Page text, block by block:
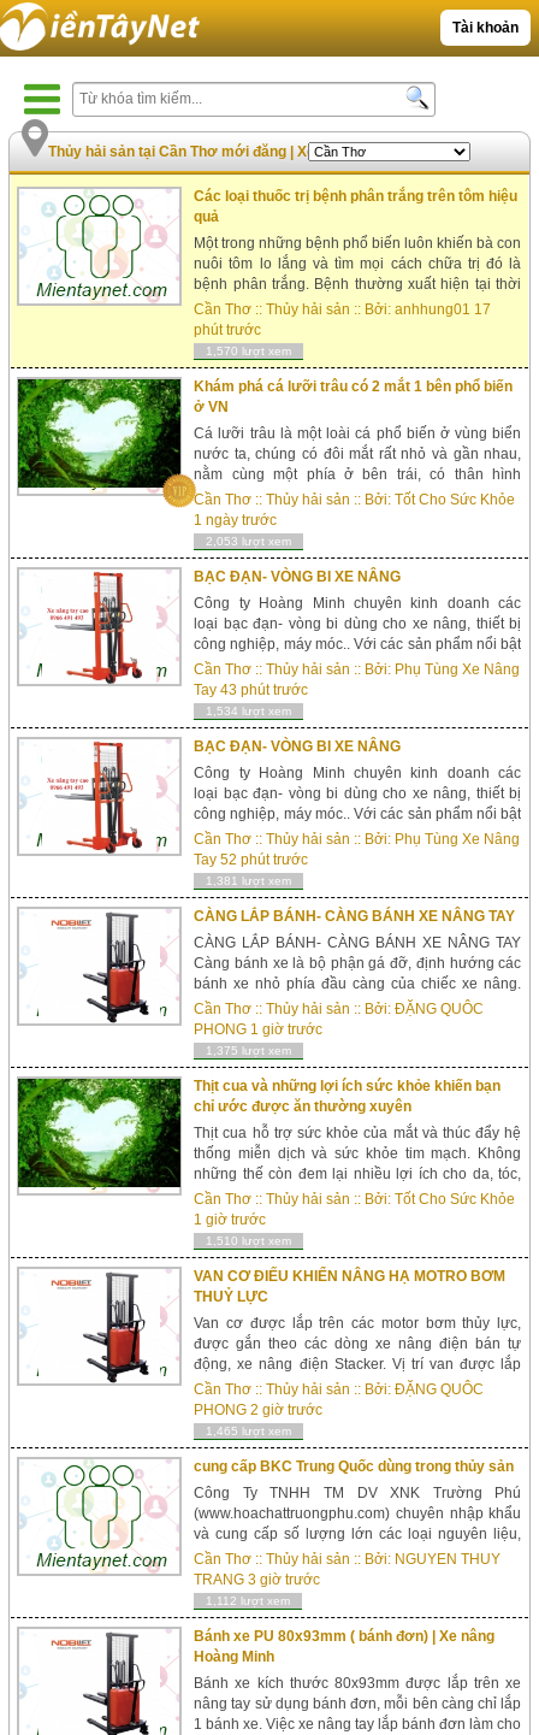
Tài khoản
Thủy hải sản tại Cần Thơ mới đăng |Xem nhiều nhất
Các loại thuốc trị bệnh phân trắng trên tôm hiệu
quả
Một trong những bệnh phổ biến luôn khiến bà con
nuôi tôm lo lắng và tìm mọi cách chữa trị đó là
bệnh phân trắng. Bệnh thường xuất hiện tại thời
điểm tôm được 40 ngày trở đi. Đây là bệnh khó
chữa trị dứt điểm và hiệ...
Cần Thơ ::Thủy hải sản :: Bởi:anhhung01 17
phút trước
1,570 lượt xem
Khám phá cá lưỡi trâu có 2 mắt 1 bên phổ biến
ở VN
Cá lưỡi trâu là một loài cá phổ biến ở vùng biển
nước ta, chúng có đôi mắt rất nhỏ và gần nhau,
nằm cùng một phía ở bên trái, có thân hình
thường bị nhầm lẫn với loài giun biển dẹt.Cá lưỡi
tr...
Cần Thơ ::Thủy hải sản :: Bởi:Tốt Cho Sức Khỏe
1 ngày trước
2,053 lượt xem
BẠC ĐẠN- VÒNG BI XE NÂNG
Công ty Hoàng Minh chuyên kinh doanh các
loại bạc đạn- vòng bi dùng cho xe nâng, thiết bị
công nghiệp, máy móc.. Với các sản phẩm nổi bật
: Bạc đạn bi cầu 1 dãy, 2 dãy, bạc đạn cone, bạc
đạn đ...
Cần Thơ ::Thủy hải sản :: Bởi: Phụ Tùng Xe Nâng
Tay 43 phút trước
1,534 lượt xem
BẠC ĐẠN- VÒNG BI XE NÂNG
Công ty Hoàng Minh chuyên kinh doanh các
loại bạc đạn- vòng bi dùng cho xe nâng, thiết bị
công nghiệp, máy móc.. Với các sản phẩm nổi bật
: Bạc đạn bi cầu 1 dãy, 2 dãy, bạc đạn cone, bạc
đạn đ...
Cần Thơ ::Thủy hải sản :: Bởi: Phụ Tùng Xe Nâng
Tay 52 phút trước
1,381 lượt xem
CÀNG LẮP BÁNH- CÀNG BÁNH XE NÂNG TAY
CÀNG LẮP BÁNH- CÀNG BÁNH XE NÂNG TAY
Càng bánh xe là bộ phận gá đỡ, định hướng các
bánh xe nhỏ phía đầu càng của chiếc xe nâng.
Bản thân càng bánh xe nâng luôn phải g&aacu...
Cần Thơ ::Thủy hải sản :: Bởi:ĐẶNG QUÔC
PHONG 1 giờ trước
1,375 lượt xem
Thịt cua và những lợi ích sức khỏe khiến bạn
chỉ ước được ăn thường xuyên
Thịt cua hỗ trợ sức khỏe của mắt và thúc đẩy hệ
thống miễn dịch và sức khỏe tim mạch. Không
những thế còn đem lại nhiều lợi ích cho da, tóc,
móng... Trên thực đơn hải sản, cua là món phổ
biến nhất. Nó không chỉ ngon mà c&o...
Cần Thơ ::Thủy hải sản :: Bởi:Tốt Cho Sức Khỏe
1 giờ trước
1,510 lượt xem
VAN CƠ ĐIẾU KHIỂN NÂNG HẠ MOTRO BƠM
THUỶ LỰC
Van cơ được lắp trên các motor bơm thủy lực,
được gắn theo các dòng xe nâng điện bán tự
động, xe nâng điện Stacker. Vị trí van được lắp
dưới cần gạt. Sản phẩm có sẵn- Giao hàng toàn
quốc. http://xenangtaynhat.com/bo-sac-dien...
Cần Thơ ::Thủy hải sản :: Bởi:ĐẶNG QUÔC
PHONG 2 giờ trước
1,465 lượt xem
cung cấp BKC Trung Quốc dùng trong thủy sản
Công Ty TNHH TM DV XNK Trường Phú
(www.hoachattruongphu.com) chuyên nhập khẩu
và cung cấp số lượng lớn các loại nguyên liệu,
phụ gia, hóa chất, vật tư ngành: Nuôi Trồng Thủy
Sản, Chế Biến Thủy Sản, Chăn Nuôi, Thú Y, Thực
Phẩm, Nông Nghi...
Cần Thơ ::Thủy hải sản :: Bởi: NGUYEN THUY
TRANG 3 giờ trước
1,112 lượt xem
Bánh xe PU 80x93mm ( bánh đơn) | Xe nâng
Hoàng Minh
Bánh xe kích thước 80x93mm được lắp trên xe
nâng tay sử dụng bánh đơn, mỗi bên càng chỉ lắp
1 bánh xe. Việc xe nâng tay lắp bánh đơn làm cho